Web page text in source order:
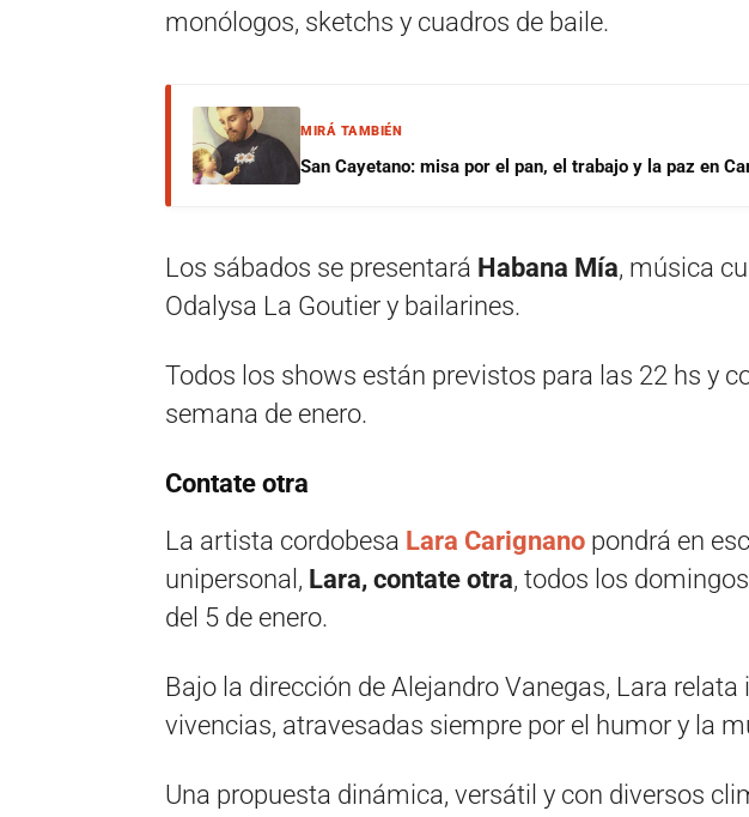
monólogos, sketchs y cuadros de baile.
MIRÁ TAMBIÉN
San Cayetano: misa por el pan, el trabajo y la paz en
Los sábados se presentará Habana Mía, música
Odalysa La Goutier y bailarines.
Todos los shows están previstos para las 22 hs y
semana de enero.
Contate otra
La artista cordobesa Lara Carignano pondrá en
unipersonal, Lara, contate otra, todos los
del 5 de enero.
Bajo la dirección de Alejandro Vanegas, Lara
vivencias, atravesadas siempre por el humor y la
Una propuesta dinámica, versátil y con diversos